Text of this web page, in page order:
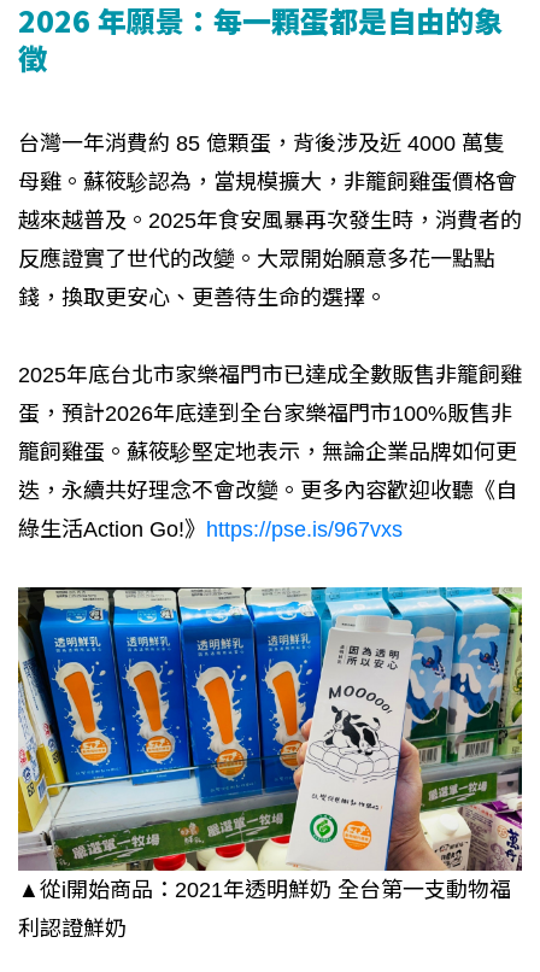
2026 年願景：每一顆蛋都是自由的象
徵
台灣一年消費約 85 億顆蛋，背後涉及近 4000 萬隻
母雞。蘇筱駗認為，當規模擴大，非籠飼雞蛋價格會
越來越普及。2025年食安風暴再次發生時，消費者的
反應證實了世代的改變。大眾開始願意多花一點點
錢，換取更安心、更善待生命的選擇。
2025年底台北市家樂福門市已達成全數販售非籠飼雞
蛋，預計2026年底達到全台家樂福門市100%販售非
籠飼雞蛋。蘇筱駗堅定地表示，無論企業品牌如何更
迭，永續共好理念不會改變。更多內容歡迎收聽《自
綠生活Action Go!》 https://pse.is/967vxs
▲從i開始商品：2021年透明鮮奶 全台第一支動物福
利認證鮮奶